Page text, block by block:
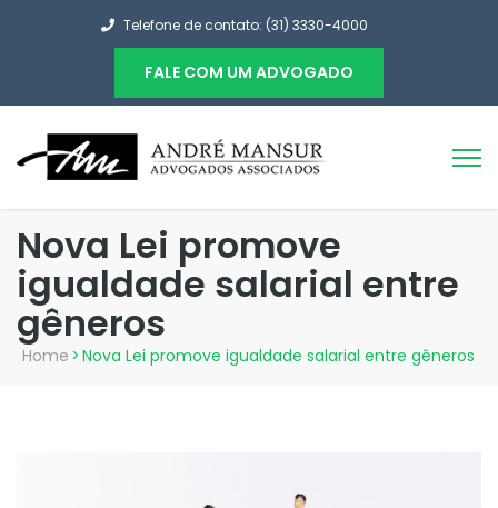
Telefone de contato: (31) 3330-4000
FALE COM UM ADVOGADO
Nova Lei promove
igualdade salarial entre
gêneros
Home > Nova Lei promove igualdade salarial entre gêneros